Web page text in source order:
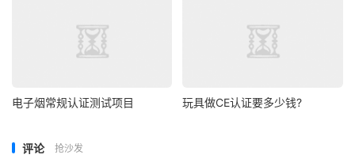
电子烟常规认证测试项目 玩具做CE认证要多少钱?
评论 抢沙发